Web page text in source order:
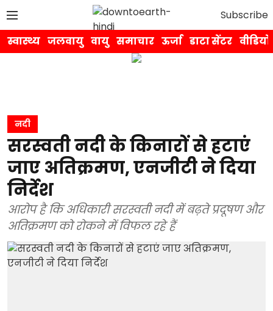
Subscribe
स्वास्थ्य जलवायु वायु समाचार ऊर्जा डाटा सेंटर वीडियो
नदी
सरस्वती नदी के किनारों से हटाएं
जाए अतिक्रमण, एनजीटी ने दिया
निर्देश
आरोप है कि अधिकारी सरस्वती नदी में बढ़ते प्रदूषण और
अतिक्रमण को रोकने में विफल रहे हैं